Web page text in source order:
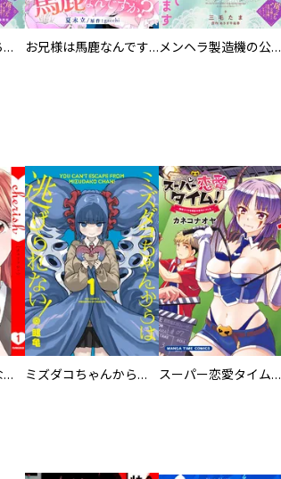
【単話版】崖っぷち令嬢ですが、意地と策略で幸せになります！シリーズ お兄様は馬鹿なんですか？～地味王女は婚約破棄に巻き込まれる～ メンヘラ製造機の公爵令息（過保護）が溺愛してきます
葬儀屋タケコ～あなたの最期、叶えます【電子単行本版】 ミズダコちゃんからは逃げられない！ スーパー恋愛タイム！～現場でドＳな彼女は自宅でデレる～